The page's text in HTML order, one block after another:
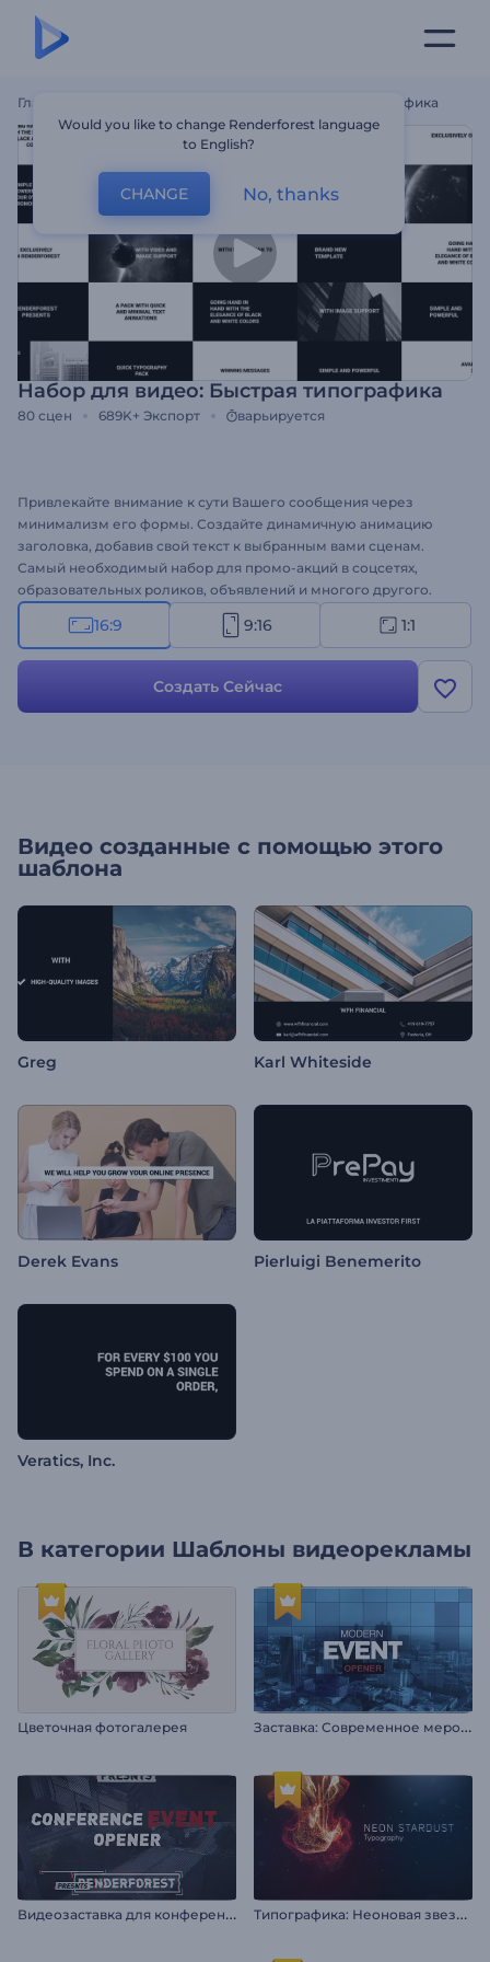
Главная Набор Для Видео: Быстрая Типографика
Набор для видео: Быстрая типографика
80 сцен 689K+ Экспорт варьируется
Привлекайте внимание к сути Вашего сообщения через
минимализм его формы. Создайте динамичную анимацию
заголовка, добавив свой текст к выбранным вами сценам.
Самый необходимый набор для промо-акций в соцсетях,
образовательных роликов, объявлений и многого другого.
Распространите послание на онлайн-платформах быстрее с
помощью нашего Набора Быстрой Типографики. Попробуйте
16:9 9:16 1:1
Создать Сейчас
Видео созданные с помощью этого
шаблона
Greg Karl Whiteside
Derek Evans Pierluigi Benemerito
Veratics, Inc.
В категории Шаблоны видеорекламы
Цветочная фотогалерея З
аставка: Современное мероприятие
В
идеозаставка для конференции Т
ипографика: Неоновая звездная пыль
Would you like to change Renderforest language
to English?
CHANGE No, thanks